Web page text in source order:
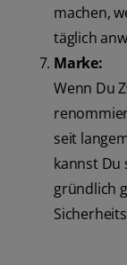
machen,
täglich
Marke:
Wenn Du
seit
kannst Du
gründlich